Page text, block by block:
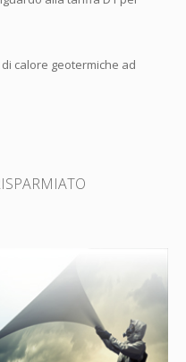
calore geotermiche ad